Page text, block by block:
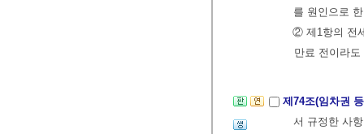
를 원인으로
② 제1항의 전
만료 전이라
제74조(임차권
서 규정한 사